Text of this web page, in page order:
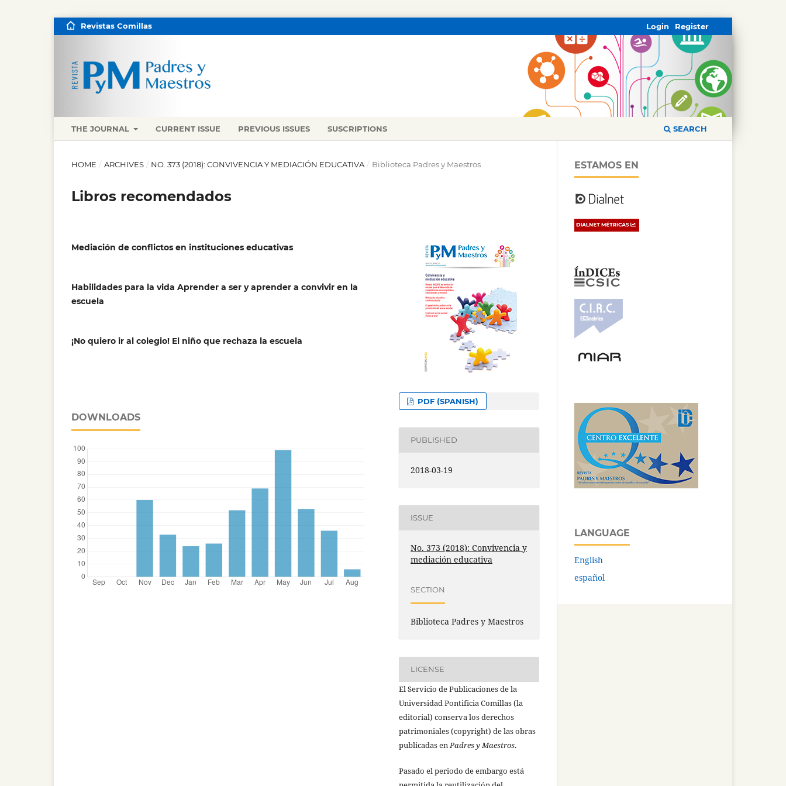
THE JOURNAL CURRENT ISSUE PREVIOUS ISSUES SUSCRIPTIONS SEARCH
Revistas Comillas Register
Login
HOME / ARCHIVES / NO. 373 (2018): CONVIVENCIA Y MEDIACIÓN EDUCATIVA / Biblioteca Padres y Maestros
Libros recomendados
Mediación de conflictos en instituciones educativas
Habilidades para la vida Aprender a ser y aprender a convivir en la
escuela
¡No quiero ir al colegio! El niño que rechaza la escuela
DOWNLOADS
PDF (SPANISH)
PUBLISHED
2018-03-19
ISSUE
No. 373 (2018): Convivencia y
mediación educativa
SECTION
Biblioteca Padres y Maestros
LICENSE
El Servicio de Publicaciones de la
Universidad Pontificia Comillas (la
editorial) conserva los derechos
patrimoniales (copyright) de las obras
publicadas enPadres y Maestros.
Pasado el periodo de embargo está
ESTAMOS EN
LANGUAGE
English
español